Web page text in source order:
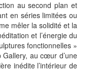
au second plan et
en séries limitées ou
mêler la solidité et la
et l’énergie du
fonctionnelles »
au cœur d’une
inédite l’intérieur de